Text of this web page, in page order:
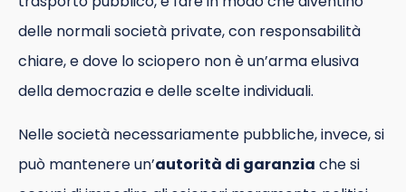
delle normali società private, con responsabilità
chiare, e dove lo sciopero non è un’arma elusiva
della democrazia e delle scelte individuali.
Nelle società necessariamente pubbliche, invece, si
può mantenere un’autorità di garanzia che si